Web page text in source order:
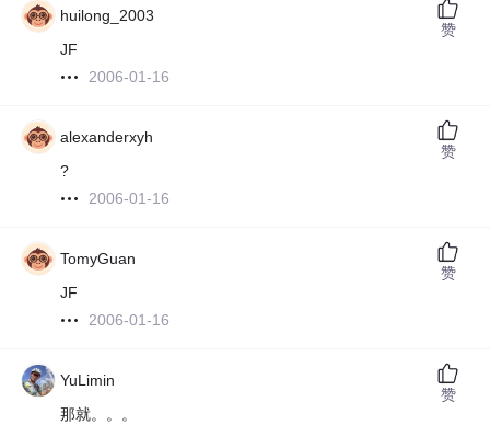
huilong_2003
JF
2006-01-16
赞
alexanderxyh
?
2006-01-16
赞
TomyGuan
JF
2006-01-16
赞
YuLimin
那就。。。
赞